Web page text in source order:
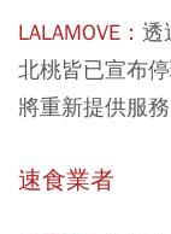
LALAMOVE ： 透
北桃皆已宣布
將重新提供服務
速食業者